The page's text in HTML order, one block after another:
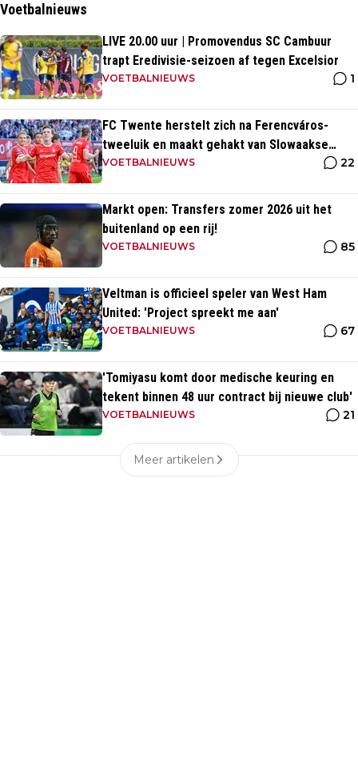
Voetbalnieuws
LIVE 20.00 uur | Promovendus SC Cambuur
trapt Eredivisie-seizoen af tegen Excelsior
VOETBALNIEUWS 1
FC Twente herstelt zich na Ferencváros-
tweeluik en maakt gehakt van Slowaakse
opponent
VOETBALNIEUWS 22
Markt open: Transfers zomer 2026 uit het
buitenland op een rij!
VOETBALNIEUWS 85
Veltman is officieel speler van West Ham
United: 'Project spreekt me aan'
VOETBALNIEUWS 67
'Tomiyasu komt door medische keuring en
tekent binnen 48 uur contract bij nieuwe club'
VOETBALNIEUWS 21
Meer artikelen